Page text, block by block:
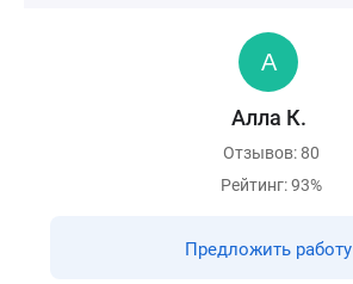
Алла К.
Отзывов: 80
Рейтинг: 93%
Предложить работу